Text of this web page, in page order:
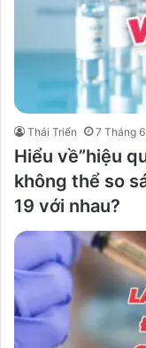
Thái Triển 7 Tháng
Hiểu về”hiệu
không thể so
19 với nhau?